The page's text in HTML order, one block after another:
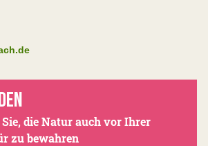
die Natur auch vor Ihrer
zu bewahren